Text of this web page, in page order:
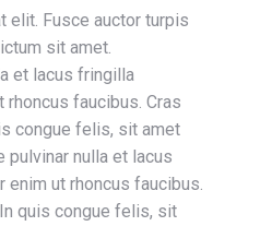
elit. Fusce auctor turpis
sit amet.
et lacus fringilla
rhoncus faucibus. Cras
congue felis, sit amet
nulla et lacus
enim ut rhoncus faucibus.
quis congue felis, sit